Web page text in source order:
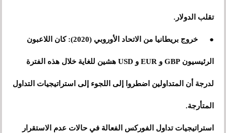
تقلب الدولار.
● خروج بريطانيا من الاتحاد الأوروبي (2020): كان اللاعبون
الرئيسيون GBP و EUR و USD هشين للغاية خلال هذه الفترة
لدرجة أن المتداولين اضطروا إلى اللجوء إلى استراتيجيات التداول
المتأرجة.
استراتيجيات تداول الفوركس الفعالة في حالات عدم الاستقرار